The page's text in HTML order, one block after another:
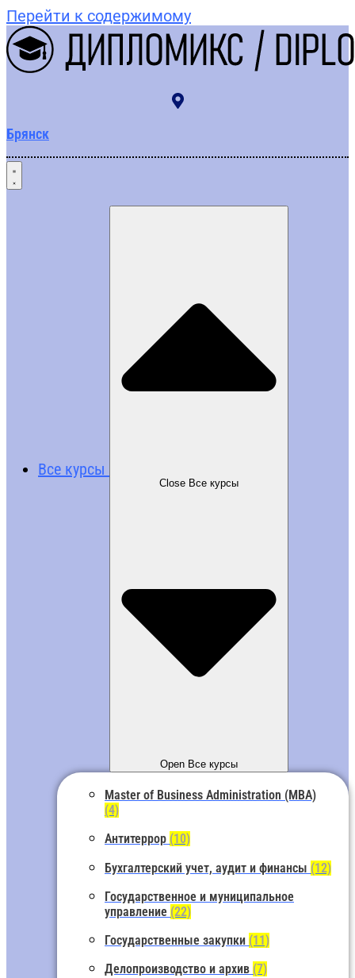
Перейти к содержимому
Брянск
Все курсы
Close Все курсы
Open Все курсы
Master of Business Administration (MBA)
(4)
Антитеррор (10)
Бухгалтерский учет, аудит и финансы (12)
Государственное и муниципальное
управление (22)
Государственные закупки (11)
Делопроизводство и архив (7)